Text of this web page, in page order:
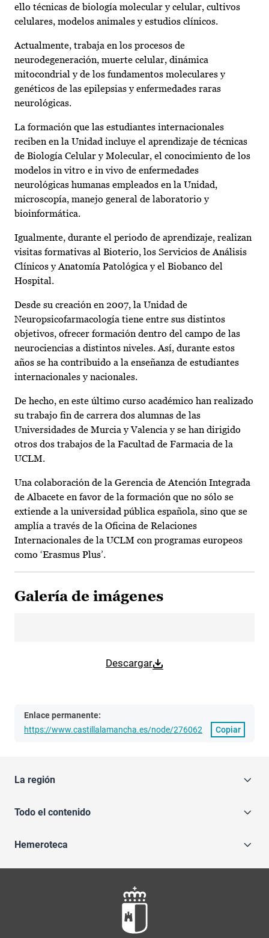
ello técnicas de biología molecular y celular, cultivos
celulares, modelos animales y estudios clínicos.
Actualmente, trabaja en los procesos de
neurodegeneración, muerte celular, dinámica
mitocondrial y de los fundamentos moleculares y
genéticos de las epilepsias y enfermedades raras
neurológicas.
La formación que las estudiantes internacionales
reciben en la Unidad incluye el aprendizaje de técnicas
de Biología Celular y Molecular, el conocimiento de los
modelos in vitro e in vivo de enfermedades
neurológicas humanas empleados en la Unidad,
microscopía, manejo general de laboratorio y
bioinformática.
Igualmente, durante el periodo de aprendizaje, realizan
visitas formativas al Bioterio, los Servicios de Análisis
Clínicos y Anatomía Patológica y el Biobanco del
Hospital.
Desde su creación en 2007, la Unidad de
Neuropsicofarmacología tiene entre sus distintos
objetivos, ofrecer formación dentro del campo de las
neurociencias a distintos niveles. Así, durante estos
años se ha contribuido a la enseñanza de estudiantes
internacionales y nacionales.
De hecho, en este último curso académico han realizado
su trabajo fin de carrera dos alumnas de las
Universidades de Murcia y Valencia y se han dirigido
otros dos trabajos de la Facultad de Farmacia de la
UCLM.
Una colaboración de la Gerencia de Atención Integrada
de Albacete en favor de la formación que no sólo se
extiende a la universidad pública española, sino que se
amplía a través de la Oficina de Relaciones
Internacionales de la UCLM con programas europeos
como ‘Erasmus Plus’.
Galería de imágenes
Descargar
Enlace permanente:
https://www.castillalamancha.es/node/276062
Copiar
La región
Todo el contenido
Hemeroteca